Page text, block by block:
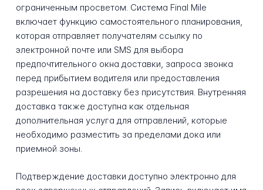
ограниченным просветом. Система Final Mile
включает функцию самостоятельного планирования,
которая отправляет получателям ссылку по
электронной почте или SMS для выбора
предпочтительного окна доставки, запроса звонка
перед прибытием водителя или предоставления
разрешения на доставку без присутствия. Внутренняя
доставка также доступна как отдельная
дополнительная услуга для отправлений, которые
необходимо разместить за пределами дока или
приемной зоны.
Подтверждение доставки доступно электронно для